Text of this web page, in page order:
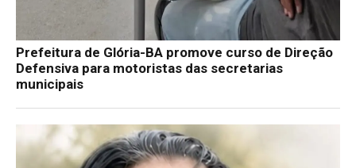
Prefeitura de Glória-BA promove curso de Direção
Defensiva para motoristas das secretarias
municipais